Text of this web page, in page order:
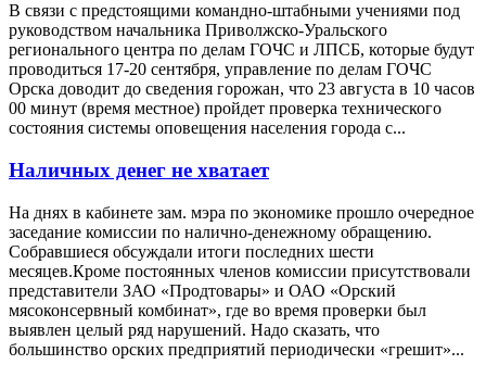
В связи с предстоящими командно-штабными учениями под
руководством начальника Приволжско-Уральского
регионального центра по делам ГОЧС и ЛПСБ, которые будут
проводиться 17-20 сентября, управление по делам ГОЧС
Орска доводит до сведения горожан, что 23 августа в 10 часов
00 минут (время местное) пройдет проверка технического
состояния системы оповещения населения города с...
Наличных денег не хватает
На днях в кабинете зам. мэра по экономике прошло очередное
заседание комиссии по налично-денежному обращению.
Собравшиеся обсуждали итоги последних шести
месяцев.Кроме постоянных членов комиссии присутствовали
представители ЗАО «Продтовары» и ОАО «Орский
мясоконсервный комбинат», где во время проверки был
выявлен целый ряд нарушений. Надо сказать, что
большинство орских предприятий периодически «грешит»...